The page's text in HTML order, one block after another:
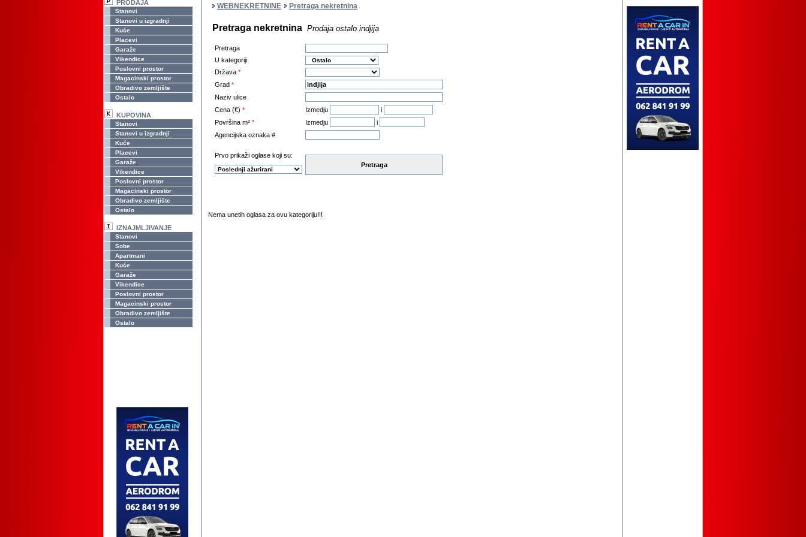
PRODAJA
Stanovi
Stanovi u izgradnji
Kuće
Placevi
Garaže
Vikendice
Poslovni prostor
Magacinski prostor
Obradivo zemljište
Ostalo
KUPOVINA
Stanovi
Stanovi u izgradnji
Kuće
Placevi
Garaže
Vikendice
Poslovni prostor
Magacinski prostor
Obradivo zemljište
Ostalo
IZNAJMLJIVANJE
Stanovi
Sobe
Apartmani
Kuće
Garaže
Vikendice
Poslovni prostor
Magacinski prostor
Obradivo zemljište
Ostalo
WEBNEKRETNINE Pretraga nekretnina
Pretraga nekretnina Prodaja ostalo indjija
Pretraga
U kategoriji
Država *
Grad *
Naziv ulice
Cena (€) * Izmedju
i
Površina m² * Izmedju
i
Agencijska oznaka #
Prvo prikaži oglase koji su:
Pretraga
Nema unetih oglasa za ovu kategoriju!!!